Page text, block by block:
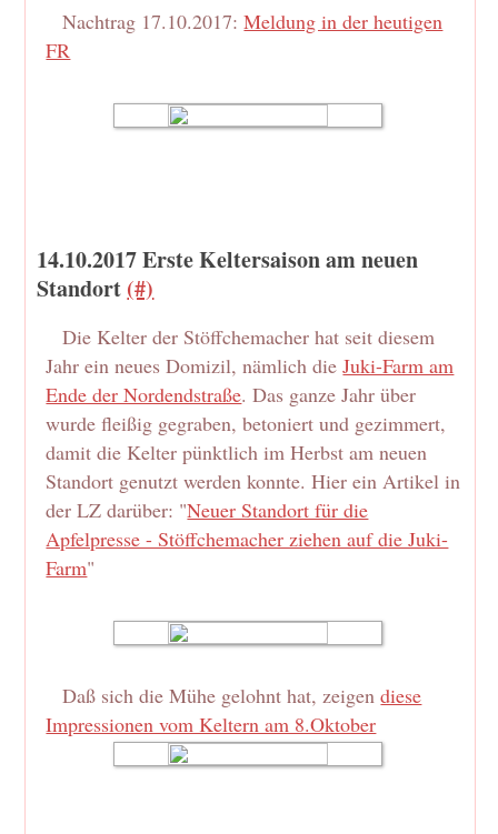
Nachtrag 17.10.2017:Meldung in der heutigen
FR
14.10.2017 Erste Keltersaison am neuen
Standort (#)
Die Kelter der Stöffchemacher hat seit diesem
Jahr ein neues Domizil, nämlich dieJuki-Farm am
Ende der Nordendstraße. Das ganze Jahr über
wurde fleißig gegraben, betoniert und gezimmert,
damit die Kelter pünktlich im Herbst am neuen
Standort genutzt werden konnte. Hier ein Artikel in
der LZ darüber: "Neuer Standort für die
Apfelpresse - Stöffchemacher ziehen auf die Juki-
Farm"
Daß sich die Mühe gelohnt hat, zeigendiese
Impressionen vom Keltern am 8.Oktober